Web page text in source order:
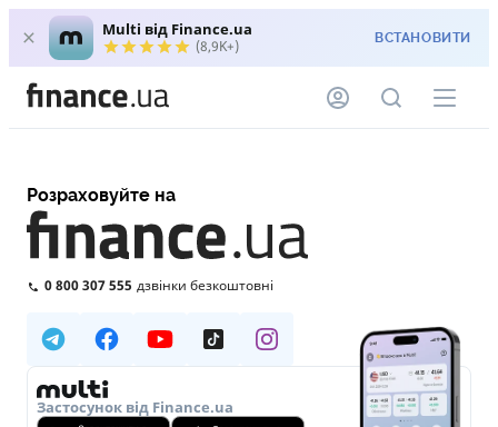
Multi від Finance.ua
(8,9K+) ВСТАНОВИТИ
Розраховуйте на
0 800 307 555 дзвінки безкоштовні
Застосунок від Finance.ua